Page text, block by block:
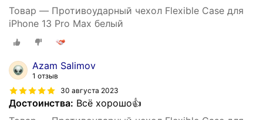
Товар — Противоударный чехол Flexible Case для
iPhone 13 Pro Max белый
Azam Salimov
1 отзыв
30 августа 2023
Достоинства: Всё хорошо👍